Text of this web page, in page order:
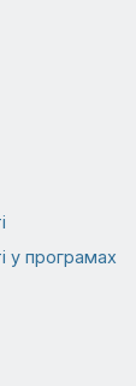
у програмах